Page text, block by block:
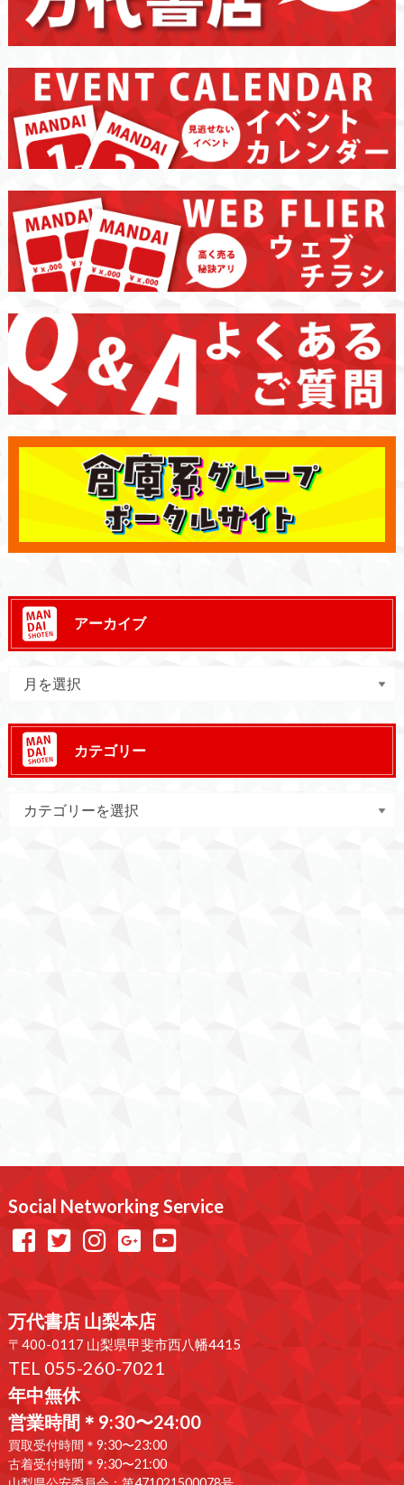
アーカイブ
カテゴリー
Social Networking Service
万代書店 山梨本店
〒400-0117 山梨県甲斐市西八幡4415
TEL 055-260-7021
年中無休
営業時間＊9:30〜24:00
買取受付時間＊9:30〜23:00
古着受付時間＊9:30〜21:00